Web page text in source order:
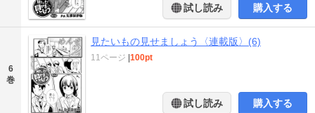
試し読み 購入する
6
巻
見たいもの見せましょう〈連載版〉(6)
11ページ |100pt
試し読み 購入する